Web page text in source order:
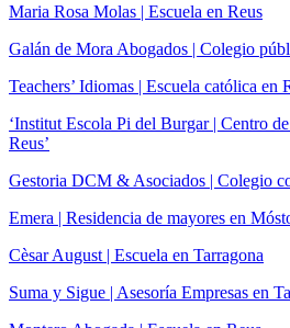
Maria Rosa Molas | Escuela en Reus
Galán de Mora Abogados | Colegio
Teachers’ Idiomas | Escuela católica en
‘Institut Escola Pi del Burgar | Centro
Reus’
Gestoria DCM & Asociados | Colegio
Emera | Residencia de mayores en
Cèsar August | Escuela en Tarragona
Suma y Sigue | Asesoría Empresas en